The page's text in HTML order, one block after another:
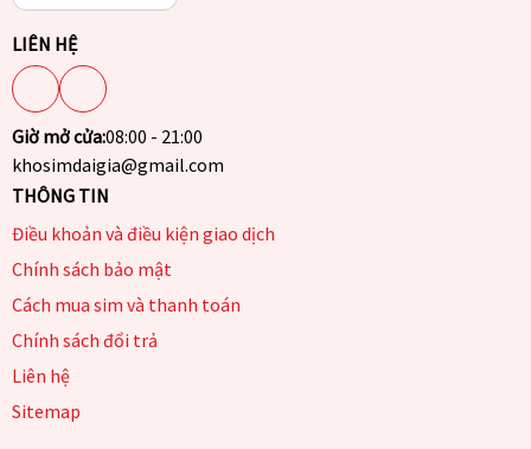
LIÊN HỆ
Giờ mở cửa:08:00 - 21:00
khosimdaigia@gmail.com
THÔNG TIN
Điều khoản và điều kiện giao dịch
Chính sách bảo mật
Cách mua sim và thanh toán
Chính sách đổi trả
Liên hệ
Sitemap